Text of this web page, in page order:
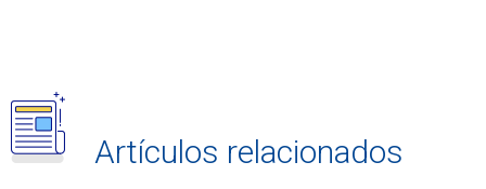
Artículos relacionados